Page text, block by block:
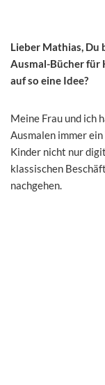
Lieber Mathias,
Ausmal-Bücher für
auf so eine Idee?
Meine Frau und ich
Ausmalen immer
Kinder nicht nur
klassischen
nachgehen.